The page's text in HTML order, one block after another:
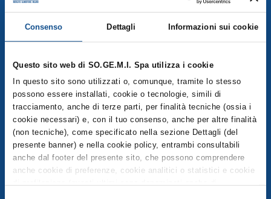
Consenso Dettagli Informazioni sui cookie
Questo sito web di SO.GE.M.I. Spa utilizza i cookie
In questo sito sono utilizzati o, comunque, tramite lo stesso
possono essere installati, cookie o tecnologie, simili di
tracciamento, anche di terze parti, per finalità tecniche (ossia i
cookie necessari) e, con il tuo consenso, anche per altre finalità
(non tecniche), come specificato nella sezione Dettagli (del
presente banner) e nella cookie policy, entrambi consultabili
anche dal footer del presente sito, che possono comprendere
anche cookie di preferenze, cookie analitici o statistici e cookie
Mercati Agroalimentari di SO.GE.M.I. Spa
SO.GE.M.I S.p.a., Via C. Lombroso 54, Milano
VAT 03516950155 - © 2025
THE HUB
Explore the map of the Hub
Hub Operators
Hub Services